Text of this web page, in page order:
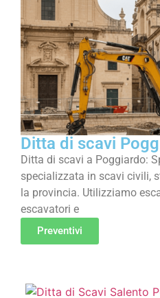
Ditta di scavi
Ditta di scavi a Poggiardo:
specializzata in scavi civili,
la provincia. Utilizziamo
escavatori e
Preventivi